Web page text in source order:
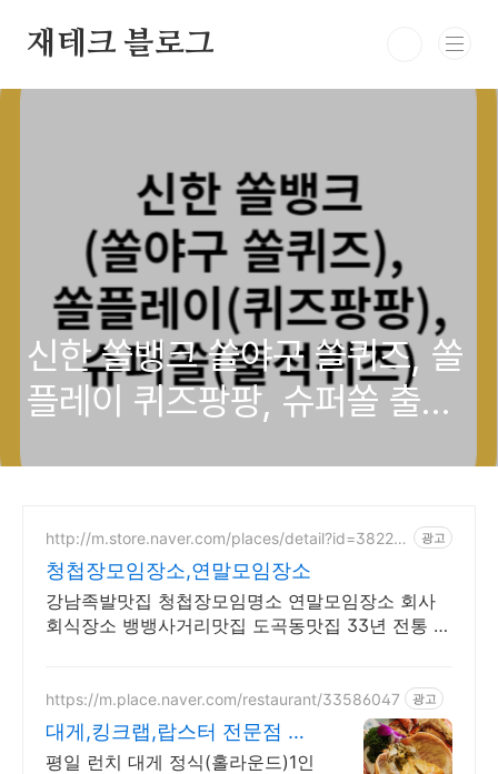
재테크 블로그
신한 쏠뱅크 쏠야구 쏠퀴즈, 쏠
플레이 퀴즈팡팡, 슈퍼쏠 출석
http://m.store.naver.com/places/detail?id=38226
광고
청첩장모임장소,연말모임장소
강남족발맛집 청첩장모임명소 연말모임장소 회사
회식장소 뱅뱅사거리맛집 도곡동맛집 33년 전통 씨
https://m.place.naver.com/restaurant/33586047 광고
대게,킹크랩,랍스터 전문점 특
별하게 즐길 수 있는 메뉴
평일 런치 대게 정식(홀라운드)1인